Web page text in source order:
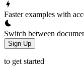
Faster examples with
Switch between
Sign Up
to get started